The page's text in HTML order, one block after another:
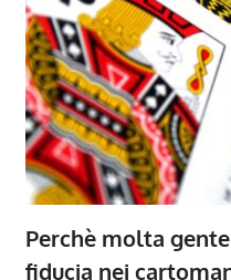
Perchè molta
fiducia nei